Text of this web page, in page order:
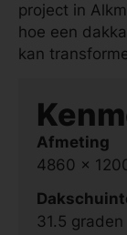
project in
hoe een
kan
Afmeting
4860 x
31.5 graden